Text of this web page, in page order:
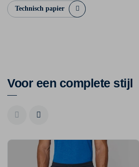
Technisch papier
Voor een complete stijl